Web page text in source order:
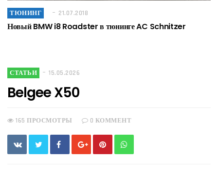
ТЮНИНГ 21.07.2018
Новый BMW i8 Roadster в тюнинге AC Schnitzer
СТАТЬИ 15.05.2026
Belgee X50
165 ПРОСМОТРЫ 0 КОММЕНТ